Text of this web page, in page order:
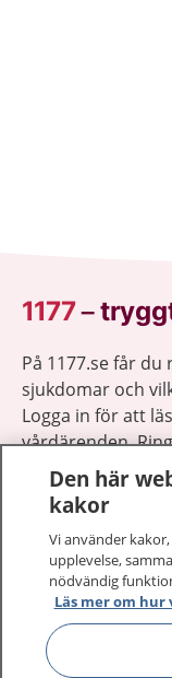
1177–
På 1177.se får
sjukdomar och
Logga in för att
vårdärenden.
1177 ger dig råd
1177 på flera språk
Den här
kakor
Vi använder
upplevelse,
nödvändig
Läs mer om